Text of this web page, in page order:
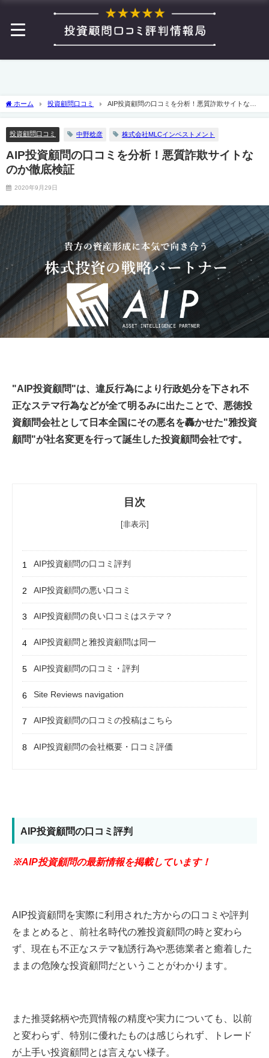
ホーム 投資顧問口コミ
AIP投資顧問の口コミを分析！悪質詐欺サイトなの
投資顧問口コミ 中野稔彦 株式会社MLCインベストメント
AIP投資顧問の口コミを分析！悪質詐欺サイトな
のか徹底検証
2020年9月29日
"AIP投資顧問"は、違反行為により行政処分を下され不
正なステマ行為などが全て明るみに出たことで、悪徳投
資顧問会社として日本全国にその悪名を轟かせた"雅投資
顧問"が社名変更を行って誕生した投資顧問会社です。
目次
[非表示]
AIP投資顧問の口コミ評判
AIP投資顧問の悪い口コミ
AIP投資顧問の良い口コミはステマ？
AIP投資顧問と雅投資顧問は同一
AIP投資顧問の口コミ・評判
Site Reviews navigation
AIP投資顧問の口コミの投稿はこちら
AIP投資顧問の会社概要・口コミ評価
AIP投資顧問の口コミ評判
※AIP投資顧問の最新情報を掲載しています！
AIP投資顧問を実際に利用された方からの口コミや評判
をまとめると、前社名時代の雅投資顧問の時と変わら
ず、現在も不正なステマ勧誘行為や悪徳業者と癒着した
ままの危険な投資顧問だということがわかります。
また推奨銘柄や売買情報の精度や実力についても、以前
と変わらず、特別に優れたものは感じられず、トレード
が上手い投資顧問とは言えない様子。